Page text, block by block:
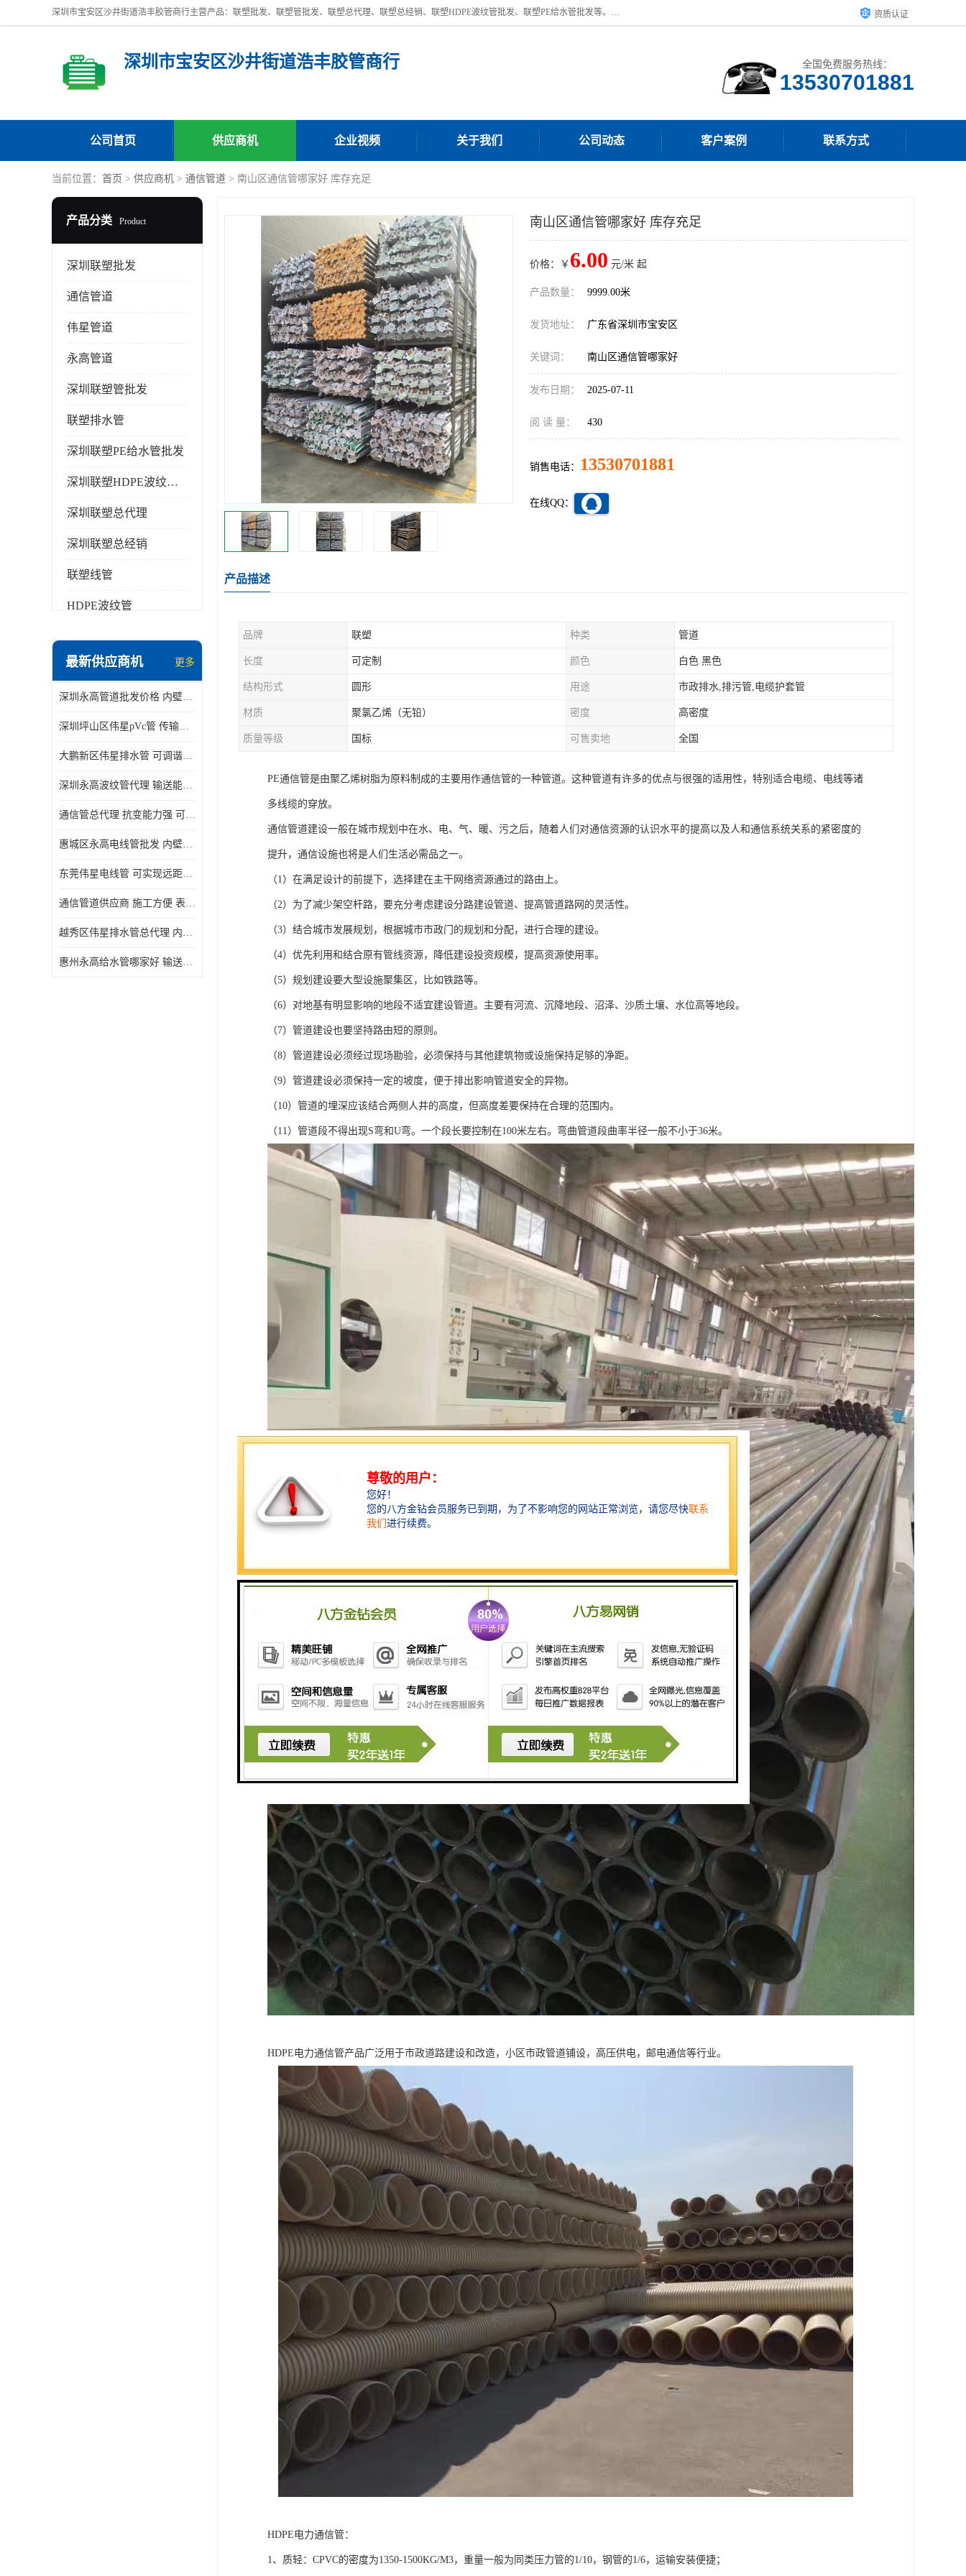
深圳市宝安区沙井街道浩丰胶管商行主营产品：联塑批发、联塑管批发、联塑总代理、联塑总经销、联塑HDPE波纹管批发、联塑PE给水管批发等。凭借服务以及多年的勤奋拼搏，发展成为一家销售各种管材管件，绝缘电工套管及配件等系列产品的贸易公司。公司秉承“顾客至上，锐意进取”的经营理念，坚持“客户至上”原则为广大客户提供的服务。欢迎惠顾！ 资质认证
深圳市宝安区沙井街道浩丰胶管商行 全国免费服务热线：
公司首页 供应商机 企业视频 关于我们 公司动态 客户案例 联系方式
当前位置： 首页 > 供应商机 > 通信管道 > 南山区通信管哪家好 库存充足
产品分类 Product
深圳联塑批发
通信管道
伟星管道
永高管道
深圳联塑管批发
联塑排水管
深圳联塑PE给水管批发
深圳联塑HDPE波纹管批发
深圳联塑总代理
深圳联塑总经销
联塑线管
HDPE波纹管
最新供应商机 更多
深圳永高管道批发价格 内壁光滑 抗震性能好
深圳坪山区伟星pVc管 传输损耗小 频率稳定性好
大鹏新区伟星排水管 可调谐性好 大功率 效率高
深圳永高波纹管代理 输送能力强 可以承受高温
通信管总代理 抗变能力强 可耐强震 扭曲
惠城区永高电线管批发 内壁光滑 抗震性能好
东莞伟星电线管 可实现远距离通信 频率稳定性好
通信管道供应商 施工方便 表面电阻系数大
越秀区伟星排水管总代理 内部表面光滑 大功率 效率高
惠州永高给水管哪家好 输送能力强 方便施工和运输
南山区通信管哪家好 库存充足
价格：￥ 6.00 元/米 起
产品数量： 9999.00米
发货地址： 广东省深圳市宝安区
关键词： 南山区通信管哪家好
发布日期： 2025-07-11
阅 读 量： 430
销售电话： 13530701881
在线QQ：
产品描述
品牌 联塑 种类 管道
长度 可定制 颜色 白色 黑色
结构形式 圆形 用途 市政排水,排污管,电缆护套管
材质 聚氯乙烯（无铅） 密度 高密度
质量等级 国标 可售卖地 全国
PE通信管是由聚乙烯树脂为原料制成的主要用作通信管的一种管道。这种管道有许多的优点与很强的适用性，特别适合电缆、电线等诸
多线缆的穿放。
通信管道建设一般在城市规划中在水、电、气、暖、污之后，随着人们对通信资源的认识水平的提高以及人和通信系统关系的紧密度的
提升，通信设施也将是人们生活必需品之一。
（1）在满足设计的前提下，选择建在主干网络资源通过的路由上。
（2）为了减少架空杆路，要充分考虑建设分路建设管道、提高管道路网的灵活性。
（3）结合城市发展规划，根据城市市政门的规划和分配，进行合理的建设。
（4）优先利用和结合原有管线资源，降低建设投资规模，提高资源使用率。
（5）规划建设要大型设施聚集区，比如铁路等。
（6）对地基有明显影响的地段不适宜建设管道。主要有河流、沉降地段、沼泽、沙质土壤、水位高等地段。
（7）管道建设也要坚持路由短的原则。
（8）管道建设必须经过现场勘验，必须保持与其他建筑物或设施保持足够的净距。
（9）管道建设必须保持一定的坡度，便于排出影响管道安全的异物。
（10）管道的埋深应该结合两侧人井的高度，但高度差要保持在合理的范围内。
（11）管道段不得出现S弯和U弯。一个段长要控制在100米左右。弯曲管道段曲率半径一般不小于36米。
HDPE电力通信管产品广泛用于市政道路建设和改造，小区市政管道铺设，高压供电，邮电通信等行业。
HDPE电力通信管：
1、质轻：CPVC的密度为1350-1500KG/M3，重量一般为同类压力管的1/10，钢管的1/6，运输安装便捷；